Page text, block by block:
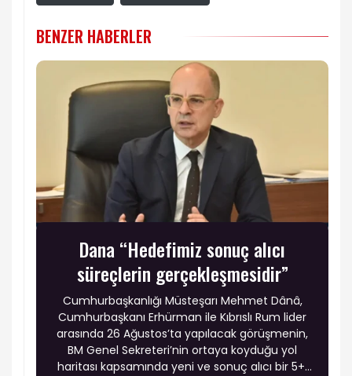
BENZER HABERLER
Dana “Hedefimiz sonuç alıcı
süreçlerin gerçekleşmesidir”
Cumhurbaşkanlığı Müsteşarı Mehmet Dânâ,
Cumhurbaşkanı Erhürman ile Kıbrıslı Rum lider
arasında 26 Ağustos’ta yapılacak görüşmenin,
BM Genel Sekreteri’nin ortaya koyduğu yol
haritası kapsamında yeni ve sonuç alıcı bir 5+1